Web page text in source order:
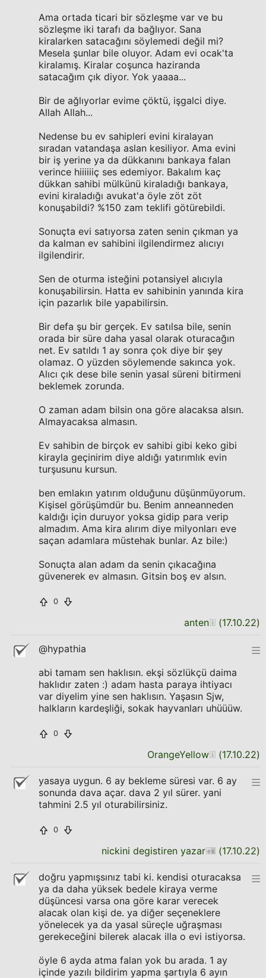
Ama ortada ticari bir sözleşme var ve bu
sözleşme iki tarafı da bağlıyor. Sana
kiralarken satacağını söylemedi değil mi?
Mesela şunlar bile oluyor. Adam evi ocak'ta
kiralamış. Kiralar coşunca haziranda
satacağım çık diyor. Yok yaaaa...
Bir de ağlıyorlar evime çöktü, işgalci diye.
Allah Allah...
Nedense bu ev sahipleri evini kiralayan
sıradan vatandaşa aslan kesiliyor. Ama evini
bir iş yerine ya da dükkanını bankaya falan
verince hiiiiiiç ses edemiyor. Bakalım kaç
dükkan sahibi mülkünü kiraladığı bankaya,
evini kiraladığı avukat'a öyle zöt zöt
konuşabildi? %150 zam teklifi götürebildi.
Sonuçta evi satıyorsa zaten senin çıkman ya
da kalman ev sahibini ilgilendirmez alıcıyı
ilgilendirir.
Sen de oturma isteğini potansiyel alıcıyla
konuşabilirsin. Hatta ev sahibinin yanında kira
için pazarlık bile yapabilirsin.
Bir defa şu bir gerçek. Ev satılsa bile, senin
orada bir süre daha yasal olarak oturacağın
net. Ev satıldı 1 ay sonra çok diye bir şey
olamaz. O yüzden söylemende sakınca yok.
Alıcı çık dese bile senin yasal süreni bitirmeni
beklemek zorunda.
O zaman adam bilsin ona göre alacaksa alsın.
Almayacaksa almasın.
Ev sahibin de birçok ev sahibi gibi keko gibi
kirayla geçinirim diye aldığı yatırımlık evin
turşusunu kursun.
ben emlakın yatırım olduğunu düşünmüyorum.
Kişisel görüşümdür bu. Benim anneanneden
kaldığı için duruyor yoksa gidip para verip
almadım. Ama kira alırım diye milyonları eve
saçan adamlara müstehak bunlar. Az bile:)
Sonuçta alan adam da senin çıkacağına
güvenerek ev almasın. Gitsin boş ev alsın.
0
anten (17.10.22)
@hypathia
abi tamam sen haklısın. ekşi sözlükçü daima
haklıdır zaten :) adam hasta paraya ihtiyacı
var diyelim yine sen haklısın. Yaşasın Sjw,
halkların kardeşliği, sokak hayvanları uhüüüw.
0
OrangeYellow (17.10.22)
yasaya uygun. 6 ay bekleme süresi var. 6 ay
sonunda dava açar. dava 2 yıl sürer. yani
tahmini 2.5 yıl oturabilirsiniz.
0
nickini degistiren yazar (17.10.22)
doğru yapmışsınız tabi ki. kendisi oturacaksa
ya da daha yüksek bedele kiraya verme
düşüncesi varsa ona göre karar verecek
alacak olan kişi de. ya diğer seçeneklere
yönelecek ya da yasal süreçle uğraşması
gerekeceğini bilerek alacak illa o evi istiyorsa.
öyle 6 ayda atma falan yok bu arada. 1 ay
içinde yazılı bildirim yapma şartıyla 6 ayın